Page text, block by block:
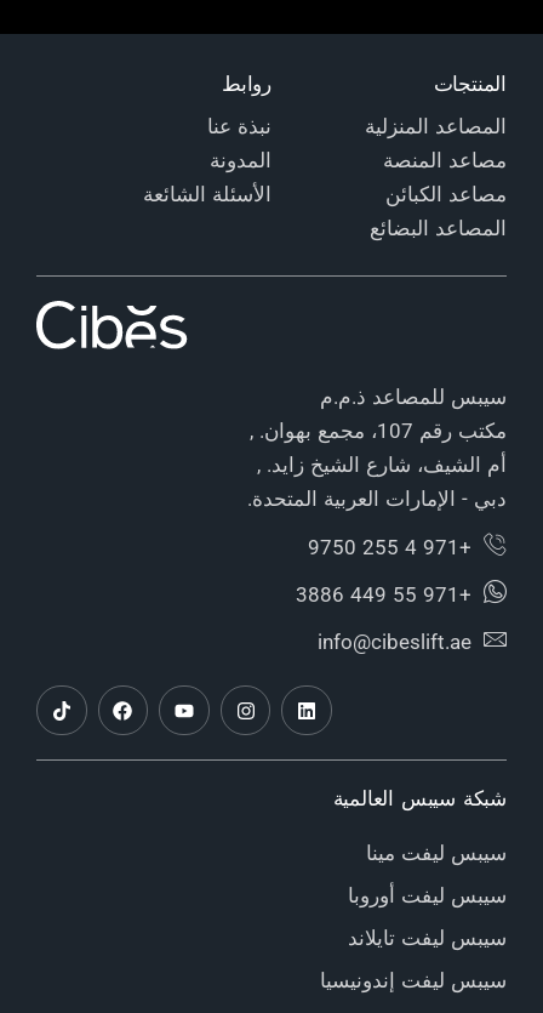
المنتجات
المصاعد المنزلية
مصاعد المنصة
مصاعد الكبائن
المصاعد البضائع
روابط
نبذة عنا
المدونة
الأسئلة الشائعة
سيبس للمصاعد ذ.م.م
مكتب رقم 107، مجمع بهوان. ,
أم الشيف، شارع الشيخ زايد. ,
دبي - الإمارات العربية المتحدة.
+971 4 255 9750
+971 55 449 3886
info@cibeslift.ae
شبكة سيبس العالمية
سيبس ليفت مينا
سيبس ليفت أوروبا
سيبس ليفت تايلاند
سيبس ليفت إندونيسيا